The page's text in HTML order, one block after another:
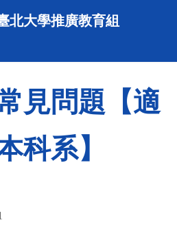
北大學推廣教育組
見問題【適
科系】